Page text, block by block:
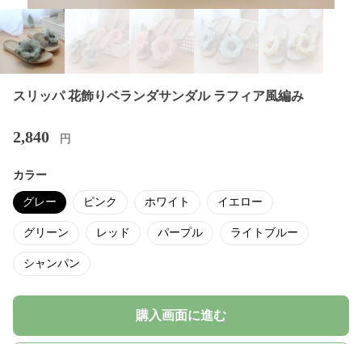
スリッパ 花飾りベランダサンダル ラフィア風編み
2,840 円
カラー
グレー ピンク ホワイト イエロー
グリーン レッド パープル ライトブルー
シャンパン
購入画面に進む